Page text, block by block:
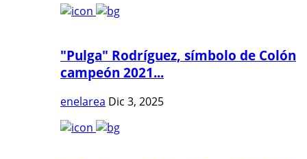
"Pulga" Rodríguez, símbolo de Colón
campeón 2021...
enelarea Dic 3, 2025